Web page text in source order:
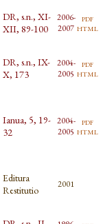
DR, s.n., XI-
XII, 89-100
2006-
2007
pdf
html
DR, s.n., IX-
X, 173
2004-
2005
pdf
html
Ianua, 5, 19-
32
2004-
2005
pdf
html
Editura
Restitutio
2001